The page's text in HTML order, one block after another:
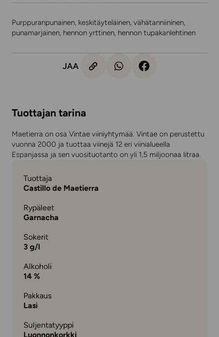
Purppuranpunainen, keskitäyteläinen, vähätanniininen,
punamarjainen, hennon yrttinen, hennon tupakanlehtinen
JAA
Tuottajan tarina
Maetierra on osa Vintae viiniyhtymää. Vintae on perustettu
vuonna 2000 ja tuottaa viinejä 12 eri viinialueella
Espanjassa ja sen vuosituotanto on yli 1,5 miljoonaa litraa.
Tuottaja
Castillo de Maetierra
Rypäleet
Garnacha
Sokerit
3 g/l
Alkoholi
14 %
Pakkaus
Lasi
Suljentatyyppi
Luonnonkorkki